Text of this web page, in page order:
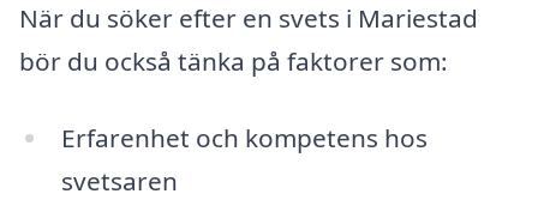
När du söker efter en svets i Mariestad
bör du också tänka på faktorer som:
Erfarenhet och kompetens hos
svetsaren